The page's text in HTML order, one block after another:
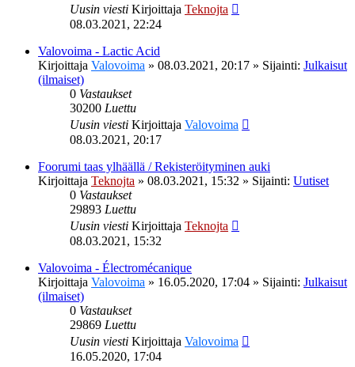
Uusin viesti Kirjoittaja Teknojta
08.03.2021, 22:24
Valovoima - Lactic Acid
Kirjoittaja Valovoima » 08.03.2021, 20:17 » Sijainti: Julkaisut
(ilmaiset)
0 Vastaukset
30200 Luettu
Uusin viesti Kirjoittaja Valovoima
08.03.2021, 20:17
Foorumi taas ylhäällä / Rekisteröityminen auki
Kirjoittaja Teknojta » 08.03.2021, 15:32 » Sijainti: Uutiset
0 Vastaukset
29893 Luettu
Uusin viesti Kirjoittaja Teknojta
08.03.2021, 15:32
Valovoima - Électromécanique
Kirjoittaja Valovoima » 16.05.2020, 17:04 » Sijainti: Julkaisut
(ilmaiset)
0 Vastaukset
29869 Luettu
Uusin viesti Kirjoittaja Valovoima
16.05.2020, 17:04